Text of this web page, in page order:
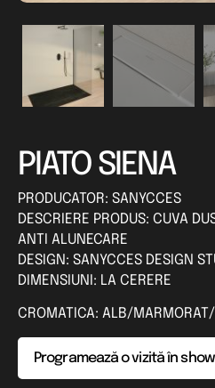
PIATO SIENA
PRODUCATOR: SANYCCES
DESCRIERE PRODUS: CUVA
ANTI ALUNECARE
DESIGN: SANYCCES DESIGN
DIMENSIUNI: LA CERERE
CROMATICA: ALB/
Programează o vizită în